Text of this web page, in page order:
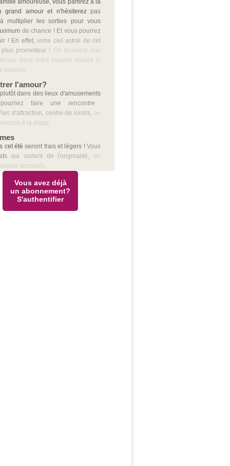
amoureuse, vous partirez à la
grand amour et n'hésiterez pas
multiplier les sorties pour vous
de chance ! Et vous pourrez
! En effet, votre ciel astral de cet
prometteur ! On trouvera non
dans votre maison solaire V,
amours,
l'amour?
plutôt dans des lieux d'amusements
faire une rencontre
d'attraction, centre de loisirs, ou
à la plage
cet étéseront frais et légers !Vous
qui sortent de l'originalité, de
sensuels,
Vous avez déjà
un abonnement?
S'authentifier